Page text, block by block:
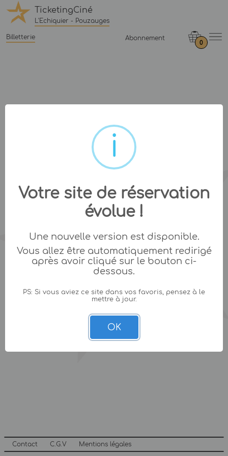
TicketingCiné
L'Echiquier - Pouzauges
Billetterie Abonnement
0
Contact C.G.V Mentions légales
Votre site de réservation
évolue !
Une nouvelle version est disponible.
Vous allez être automatiquement redirigé
après avoir cliqué sur le bouton ci-
dessous.
PS: Si vous aviez ce site dans vos favoris, pensez à le
mettre à jour.
OK